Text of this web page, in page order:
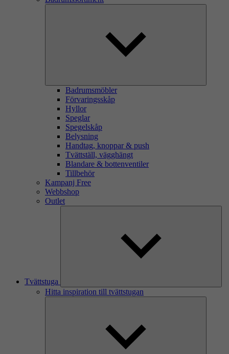
Badrumsmöbler
Förvaringsskåp
Hyllor
Speglar
Spegelskåp
Belysning
Handtag, knoppar & push
Tvättställ, vägghängt
Blandare & bottenventiler
Tillbehör
Kampanj Free
Webbshop
Outlet
Tvättstuga
Hitta inspiration till tvättstugan